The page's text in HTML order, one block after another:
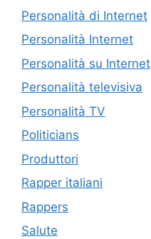
Personalità di Internet
Personalità Internet
Personalità su Internet
Personalità televisiva
Personalità TV
Politicians
Produttori
Rapper italiani
Rappers
Salute